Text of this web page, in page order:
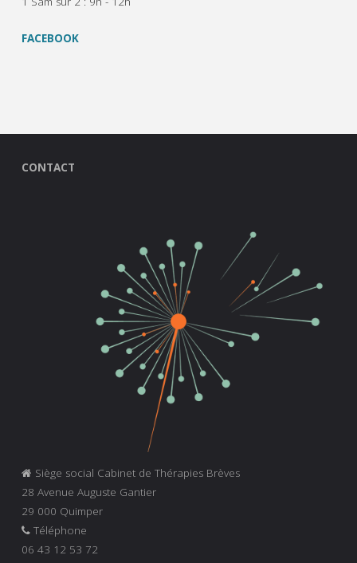
FACEBOOK
CONTACT
Siège social Cabinet de Thérapies Brèves
28 Avenue Auguste Gantier
29 000 Quimper
Téléphone
06 43 12 53 72